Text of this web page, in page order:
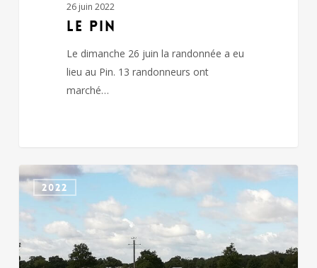
26 juin 2022
LE PIN
Le dimanche 26 juin la randonnée a eu
lieu au Pin. 13 randonneurs ont
marché…
BRESSUIRE
2022